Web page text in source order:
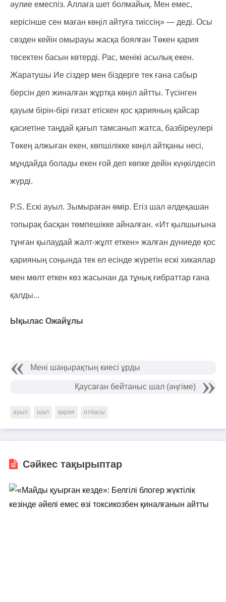
әулие емеспіз. Аллаға шет болмайық. Мен емес,
керісінше сен маған көңіл айтуға тиіссің» — деді. Осы
сөзден кейін омырауы жасқа боялған Төкен қария
төсектен басын көтерді. Рас, менікі асылық екен.
Жаратушы Ие сіздер мен біздерге тек ғана сабыр
берсін деп жиналған жұртқа көңіл айтты. Түсінген
қауым бірін-бірі ғизат етіскен қос қарияның қайсар
қасиетіне таңдай қағып тамсанып жатса, базбіреулері
Төкең алжыған екен, көпшілікке көңіл айтқаны несі,
мұндайда болады екен ғой деп көпке дейін күңкілдесіп
жүрді.
P.S. Ескі ауыл. Зымыраған өмір. Егіз шал әлдеқашан
топырақ басқан төмпешікке айналған. «Ит қылшығына
тұнған қылаудай жалт-жұлт еткен» жалған дүниеде қос
қарияның соңында тек ел есінде жүретін ескі хикаялар
мен мөлт еткен көз жасынан да тұнық ғибраттар ғана
қалды...
Ықылас Ожайұлы
Мені шаңырақтың киесі ұрды
Қаусаған бейтаныс шал (әңгіме)
ауыл шал қария отбасы
Сәйкес тақырыптар